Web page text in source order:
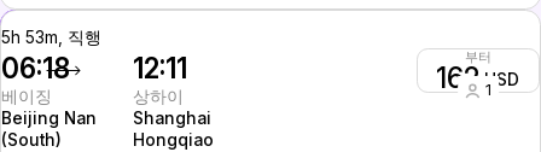
5h 53m, 직행
06:18
베이징
Beijing Nan
(South)
12:11
상하이
Shanghai
Hongqiao
부터
162 USD
1